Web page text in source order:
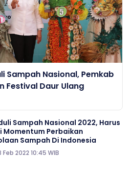
Sampah Nasional, Pemkab
Festival Daur Ulang
Sampah Nasional 2022, Harus
Momentum Perbaikan
Sampah Di Indonesia
Feb 2022 10:45 WIB